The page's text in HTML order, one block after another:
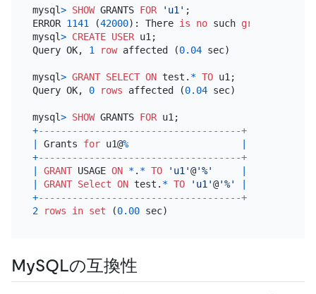
mysql> SHOW GRANTS FOR 'u1' ;
ERROR 1141 (42000): There is no such grant
mysql> CREATE USER u1;
Query OK, 1 row affected (0.04 sec)
mysql> GRANT SELECT ON test. * TO u1;
Query OK, 0 rows affected (0.04 sec)
mysql> SHOW GRANTS FOR
+------------------------------------+
Grants for u1@%
+------------------------------------+
GRANT USAGE ON *. * TO 'u1'@'%'
GRANT Select ON test. * TO 'u1'@'%'
+------------------------------------+
2
rows in set (0.00
MySQLの互換性